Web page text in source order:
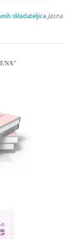
skladateljica Jasna